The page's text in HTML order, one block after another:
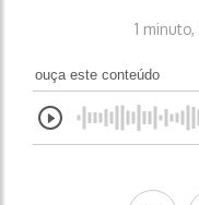
1
ouça este conteúdo